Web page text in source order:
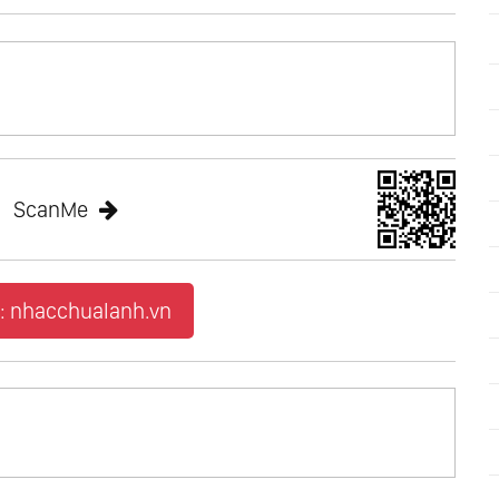
The Spirit
Evening
World Of Music
Ballads
ScanMe
nhacchualanh.vn